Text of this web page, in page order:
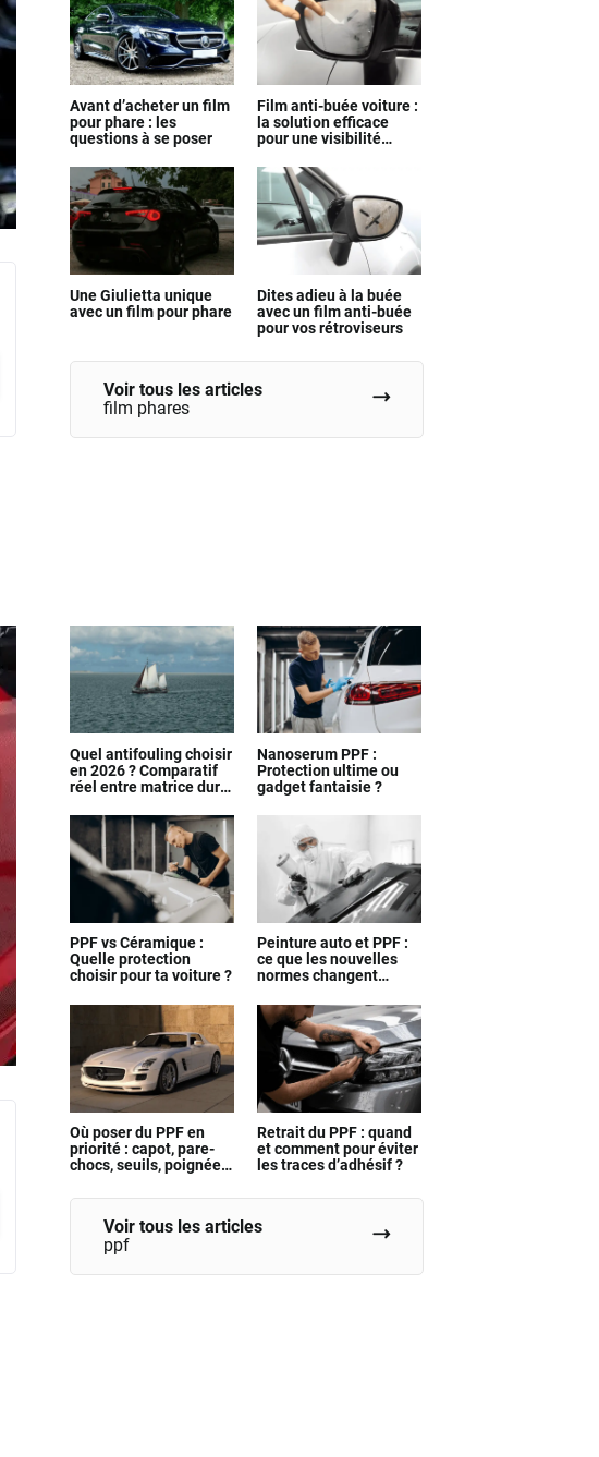
Avant d’acheter un film
pour phare : les
questions à se poser
Film anti-buée voiture :
la solution efficace
pour une visibilité
Une Giulietta unique
avec un film pour phare
Dites adieu à la buée
avec un film anti-buée
pour vos rétroviseurs
Voir tous les articles
film phares
Quel antifouling choisir
en 2026 ? Comparatif
réel entre matrice dure,
Nanoserum PPF :
Protection ultime ou
gadget fantaisie ?
PPF vs Céramique :
Quelle protection
choisir pour ta voiture ?
Peinture auto et PPF :
ce que les nouvelles
normes changent
Où poser du PPF en
priorité : capot, pare-
chocs, seuils, poignées
Retrait du PPF : quand
et comment pour éviter
les traces d’adhésif ?
Voir tous les articles
ppf